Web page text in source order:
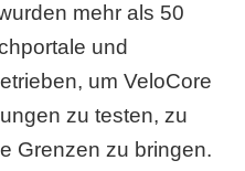
mehr als 50
und
um VeloCore
zu testen, zu
Grenzen zu bringen.